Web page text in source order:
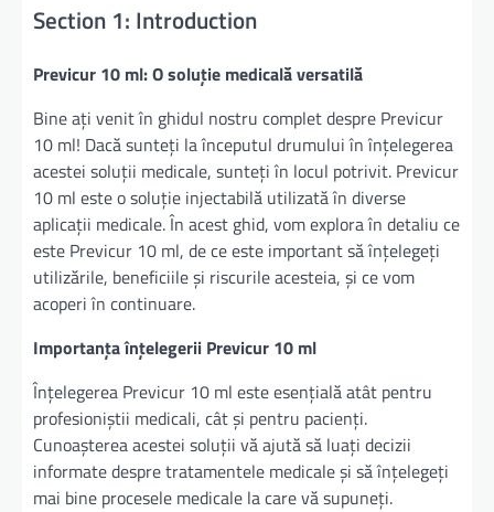
Section 1: Introduction
Previcur 10 ml: O soluție medicală versatilă
Bine ați venit în ghidul nostru complet despre Previcur
10 ml! Dacă sunteți la începutul drumului în înțelegerea
acestei soluții medicale, sunteți în locul potrivit. Previcur
10 ml este o soluție injectabilă utilizată în diverse
aplicații medicale. În acest ghid, vom explora în detaliu ce
este Previcur 10 ml, de ce este important să înțelegeți
utilizările, beneficiile și riscurile acesteia, și ce vom
acoperi în continuare.
Importanța înțelegerii Previcur 10 ml
Înțelegerea Previcur 10 ml este esențială atât pentru
profesioniștii medicali, cât și pentru pacienți.
Cunoașterea acestei soluții vă ajută să luați decizii
informate despre tratamentele medicale și să înțelegeți
mai bine procesele medicale la care vă supuneți.